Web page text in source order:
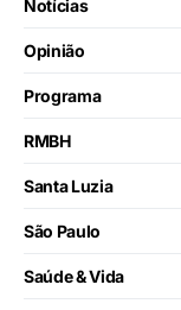
Notícias
Opinião
Programa
RMBH
Santa Luzia
São Paulo
Saúde & Vida